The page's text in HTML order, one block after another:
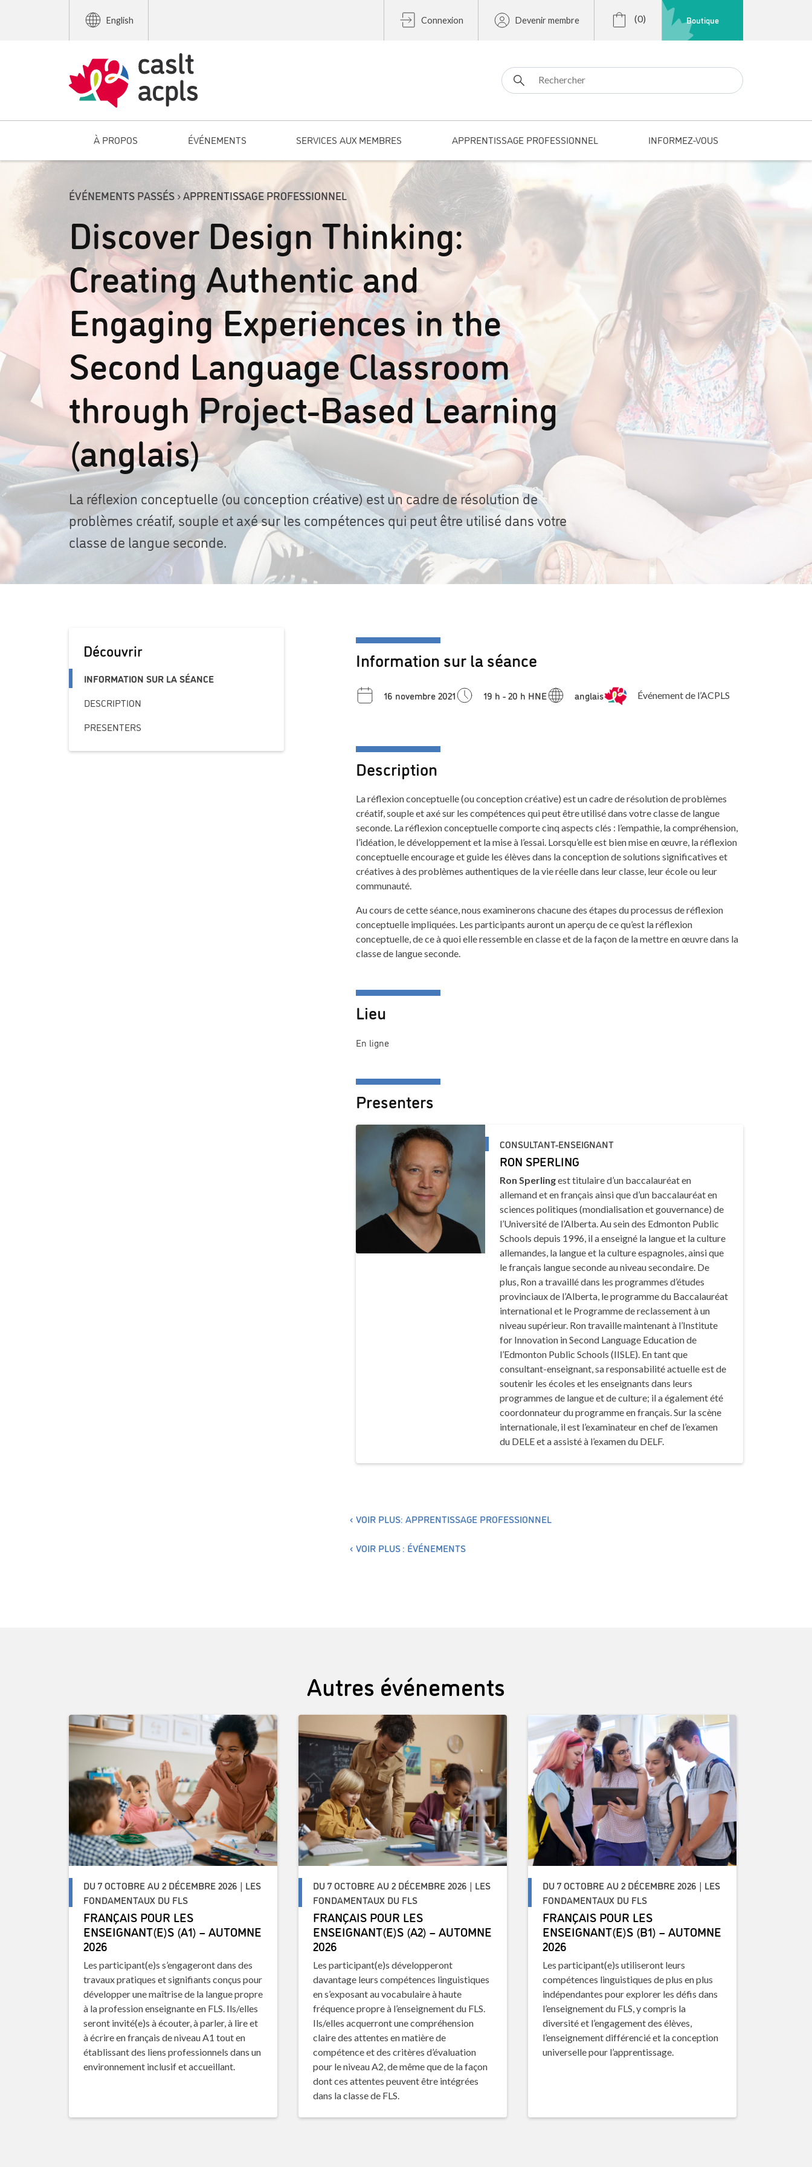
English Connexion Devenir membre (0) Boutique
Search for:
À PROPOS ÉVÉNEMENTS SERVICES AUX MEMBRES APPRENTISSAGE PROFESSIONNEL INFORMEZ-VOUS
ÉVÉNEMENTS PASSÉS › APPRENTISSAGE PROFESSIONNEL
Discover Design Thinking:
Creating Authentic and
Engaging Experiences in the
Second Language Classroom
through Project-Based Learning
(anglais)
La réflexion conceptuelle (ou conception créative) est un cadre de résolution de
problèmes créatif, souple et axé sur les compétences qui peut être utilisé dans votre
classe de langue seconde.
Découvrir
INFORMATION SUR LA SÉANCE
DESCRIPTION
PRESENTERS
Information sur la séance
16 novembre 2021 19 h - 20 h HNE anglais Événement de l’ACPLS
Description
La réflexion conceptuelle (ou conception créative) est un cadre de résolution de problèmes
créatif, souple et axé sur les compétences qui peut être utilisé dans votre classe de langue
seconde. La réflexion conceptuelle comporte cinq aspects clés : l’empathie, la compréhension,
l’idéation, le développement et la mise à l’essai. Lorsqu’elle est bien mise en œuvre, la réflexion
conceptuelle encourage et guide les élèves dans la conception de solutions significatives et
créatives à des problèmes authentiques de la vie réelle dans leur classe, leur école ou leur
communauté.
Au cours de cette séance, nous examinerons chacune des étapes du processus de réflexion
conceptuelle impliquées. Les participants auront un aperçu de ce qu’est la réflexion
conceptuelle, de ce à quoi elle ressemble en classe et de la façon de la mettre en œuvre dans la
classe de langue seconde.
Lieu
En ligne
Presenters
CONSULTANT-ENSEIGNANT
RON SPERLING
Ron Sperlingest titulaire d’un baccalauréat en
allemand et en français ainsi que d’un baccalauréat en
sciences politiques (mondialisation et gouvernance) de
l’Université de l’Alberta. Au sein des Edmonton Public
Schools depuis 1996, il a enseigné la langue et la culture
allemandes, la langue et la culture espagnoles, ainsi que
le français langue seconde au niveau secondaire. De
plus, Ron a travaillé dans les programmes d’études
provinciaux de l’Alberta, le programme du Baccalauréat
international et le Programme de reclassement à un
niveau supérieur. Ron travaille maintenant à l’Institute
for Innovation in Second Language Education de
l’Edmonton Public Schools (IISLE). En tant que
consultant-enseignant, sa responsabilité actuelle est de
soutenir les écoles et les enseignants dans leurs
programmes de langue et de culture; il a également été
coordonnateur du programme en français. Sur la scène
internationale, il est l’examinateur en chef de l’examen
du DELE et a assisté à l’examen du DELF.
VOIR PLUS: APPRENTISSAGE PROFESSIONNEL
VOIR PLUS : ÉVÉNEMENTS
Autres événements
DU 7 OCTOBRE AU 2 DÉCEMBRE 2026 | LES
FONDAMENTAUX DU FLS
FRANÇAIS POUR LES
ENSEIGNANT(E)S (A1) – AUTOMNE
2026
Les participant(e)s s’engageront dans des
travaux pratiques et signifiants conçus pour
développer une maîtrise de la langue propre
à la profession enseignante en FLS. Ils/elles
seront invité(e)s à écouter, à parler, à lire et
à écrire en français de niveau A1 tout en
établissant des liens professionnels dans un
environnement inclusif et accueillant.
DU 7 OCTOBRE AU 2 DÉCEMBRE 2026 | LES
FONDAMENTAUX DU FLS
FRANÇAIS POUR LES
ENSEIGNANT(E)S (A2) – AUTOMNE
2026
Les participant(e)s développeront
davantage leurs compétences linguistiques
en s’exposant au vocabulaire à haute
fréquence propre à l’enseignement du FLS.
Ils/elles acquerront une compréhension
claire des attentes en matière de
compétence et des critères d’évaluation
pour le niveau A2, de même que de la façon
dont ces attentes peuvent être intégrées
dans la classe de FLS.
DU 7 OCTOBRE AU 2 DÉCEMBRE 2026 | LES
FONDAMENTAUX DU FLS
FRANÇAIS POUR LES
ENSEIGNANT(E)S (B1) – AUTOMNE
2026
Les participant(e)s utiliseront leurs
compétences linguistiques de plus en plus
indépendantes pour explorer les défis dans
l’enseignement du FLS, y compris la
diversité et l’engagement des élèves,
l’enseignement différencié et la conception
universelle pour l’apprentissage.